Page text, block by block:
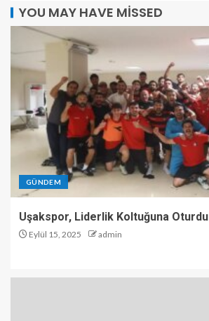
YOU MAY HAVE MISSED
GÜNDEM
Uşakspor, Liderlik Koltuğuna Oturdu
Eylül 15, 2025 admin